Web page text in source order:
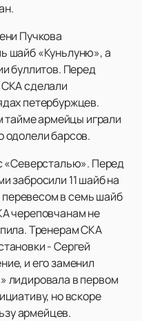
Пучкова
шайб «Куньлуню», а
буллитов. Перед
сделали
петербуржцев.
тайме армейцы играли
одолели барсов.
«Северсталью». Перед
забросили 11 шайб на
перевесом в семь шайб
череповчанам не
Тренерам СКА
- Сергей
и его заменил
лидировала в первом
но вскоре
армейцев.